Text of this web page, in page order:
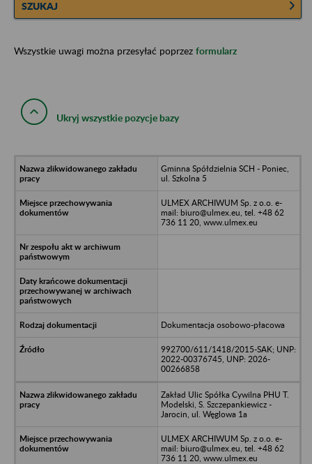
SZUKAJ
Wszystkie uwagi można przesyłać poprzez formularz
Ukryj wszystkie pozycje bazy
Gminna Spółdzielnia SCH - Poniec,
ul. Szkolna 5
ULMEX ARCHIWUM Sp. z o.o. e-
mail: biuro@ulmex.eu, tel. +48 62
736 11 20, www.ulmex.eu
Dokumentacja osobowo-płacowa
992700/611/1418/2015-SAK; UNP:
2022-00376745, UNP: 2026-
00266858
Zakład Ulic Spółka Cywilna PHU T.
Modelski, S. Szczepankiewicz -
Jarocin, ul. Węglowa 1a
ULMEX ARCHIWUM Sp. z o.o. e-
mail: biuro@ulmex.eu, tel. +48 62
736 11 20, www.ulmex.eu